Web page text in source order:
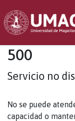
500
Servicio no
No se puede
capacidad o